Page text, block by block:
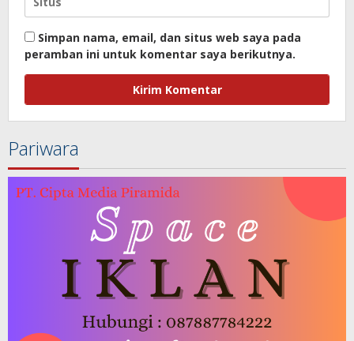
Simpan nama, email, dan situs web saya pada
peramban ini untuk komentar saya berikutnya.
Pariwara